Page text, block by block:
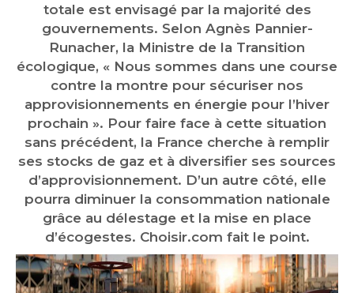
totale est envisagé par la majorité des
gouvernements. Selon Agnès Pannier-
Runacher, la Ministre de la Transition
écologique, « Nous sommes dans une course
contre la montre pour sécuriser nos
approvisionnements en énergie pour l’hiver
prochain ». Pour faire face à cette situation
sans précédent, la France cherche à remplir
ses stocks de gaz et à diversifier ses sources
d’approvisionnement. D’un autre côté, elle
pourra diminuer la consommation nationale
grâce au délestage et la mise en place
d’écogestes. Choisir.com fait le point.